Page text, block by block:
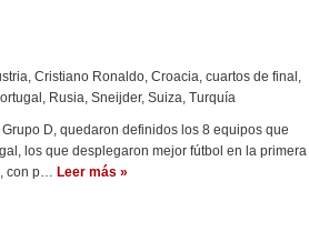
, Cristiano Ronaldo, Croacia, cuartos de final ,
, Rusia, Sneijder, Suiza, Turquía
D, quedaron definidos los 8 equipos que
los que desplegaron mejor fútbol en la primera
con p… Leer más »